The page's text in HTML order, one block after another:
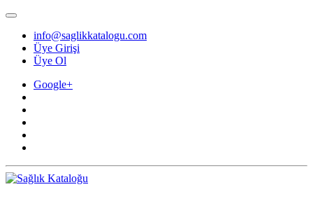
info@saglikkatalogu.com
Üye Girişi
Üye Ol
Google+